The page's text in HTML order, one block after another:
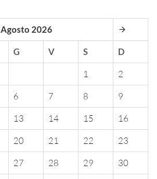
Agosto 2026
G V S D
1
2
6 7 8
9
13 14 15
16
20 21 22
23
27 28 29
30